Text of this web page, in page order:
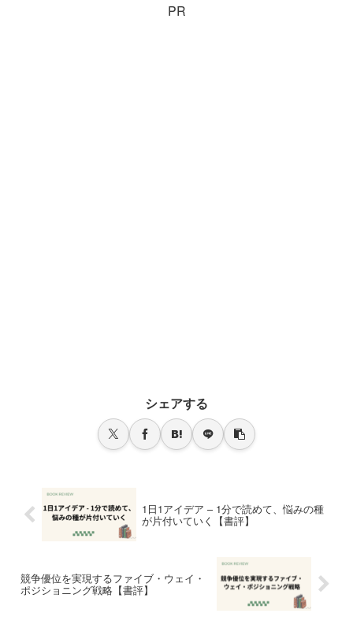
PR
シェアする
1日1アイデア – 1分で読めて、悩みの種
が片付いていく【書評】
競争優位を実現するファイブ・ウェイ・
ポジショニング戦略【書評】